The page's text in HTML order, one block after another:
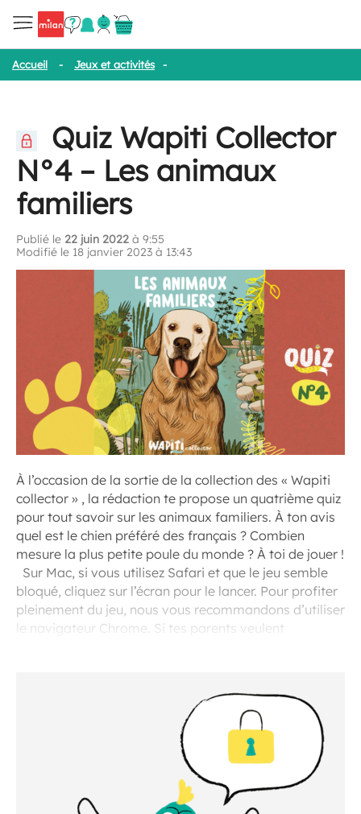
Accueil - Jeux et activités -
Quiz Wapiti Collector
N°4 – Les animaux
familiers
Publié le 22 juin 2022 à 9:55
Modifié le 18 janvier 2023 à 13:43
À l’occasion de la sortie de la collection des « Wapiti
collector » , la rédaction te propose un quatrième quiz
pour tout savoir sur les animaux familiers. À ton avis
quel est le chien préféré des français ? Combien
mesure la plus petite poule du monde ? À toi de jouer !
Sur Mac, si vous utilisez Safari et que le jeu semble
bloqué, cliquez sur l’écran pour le lancer. Pour profiter
pleinement du jeu, nous vous recommandons d’utiliser
le navigateur Chrome. Si tes parents veulent